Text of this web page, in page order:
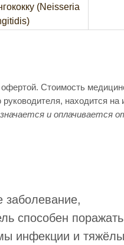
(Neisseria
Стоимость
находится
и оплачивается
заболевание,
способен поражать
инфекции и